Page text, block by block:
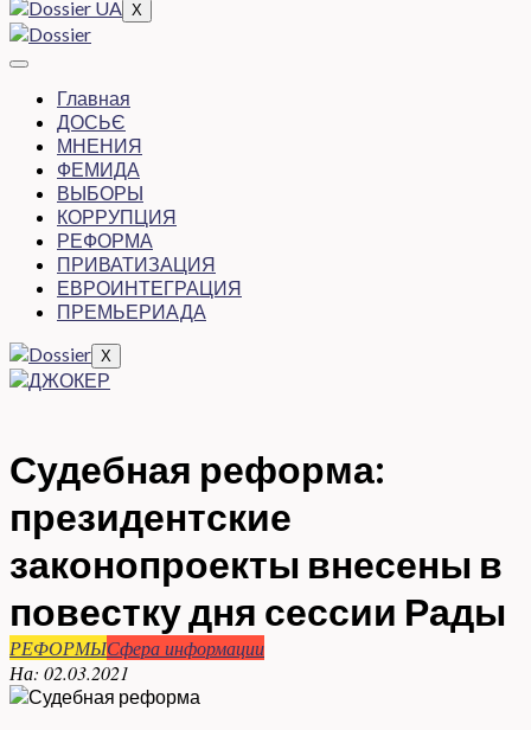
X
Главная
ДОСЬЄ
МНЕНИЯ
ФЕМИДА
ВЫБОРЫ
КОРРУПЦИЯ
РЕФОРМА
ПРИВАТИЗАЦИЯ
ЕВРОИНТЕГРАЦИЯ
ПРЕМЬЕРИАДА
X
Судебная реформа:
президентские
законопроекты внесены в
повестку дня сессии Рады
РЕФОРМЫСфера информации
На: 02.03.2021